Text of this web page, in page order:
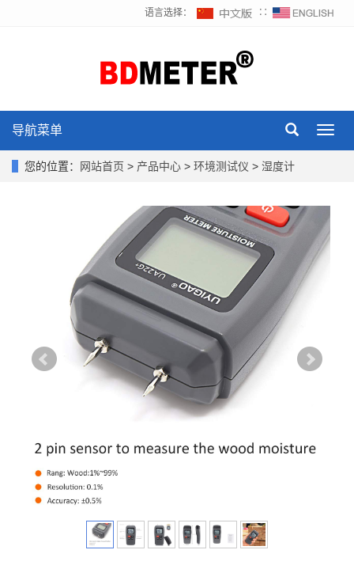
语言选择： ∷
导航菜单
您的位置： 网站首页 > 产品中心 > 环境测试仪 > 湿度计